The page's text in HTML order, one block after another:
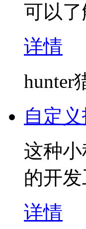
可以
详情
hunter
自定
这种
的开发
详情